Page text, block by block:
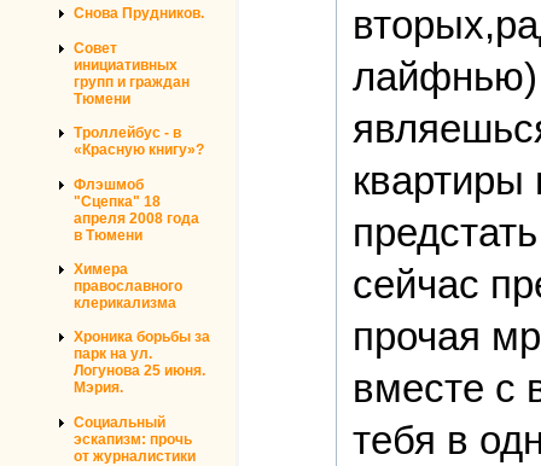
Снова Прудников.
Совет
инициативных
групп и граждан
Тюмени
Троллейбус - в
«Красную книгу»?
Флэшмоб
"Сцепка" 18
апреля 2008 года
в Тюмени
Химера
православного
клерикализма
Хроника борьбы за
парк на ул.
Логунова 25 июня.
Мэрия.
Социальный
эскапизм: прочь
от журналистики
квартиры
сейчас
прочая
вместе с
тебя в